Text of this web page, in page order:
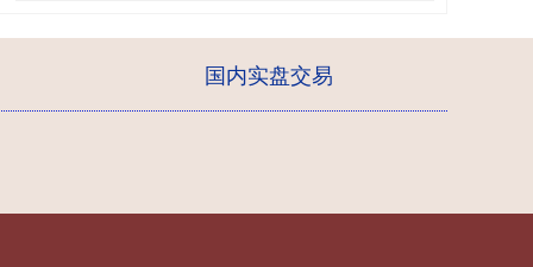
国内实盘交易